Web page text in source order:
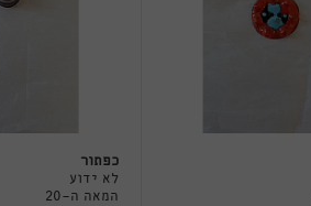
כפתור
לא ידוע
המאה ה-20